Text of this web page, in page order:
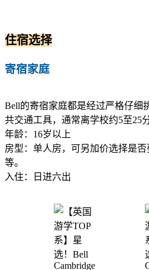
住宿选择
寄宿家庭
Bell的寄宿家庭都是经过严格仔细
共交通工具，通常离学校约5至25
年龄：16岁以上
房型：单人房，可另加价选择是
等。
入住：日进六出